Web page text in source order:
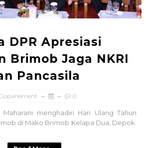
DPR Apresiasi
Brimob Jaga NKRI
Pancasila
0
menghadiri Hari Ulang Tahun
di Mako Brimob Kelapa Dua, Depok.